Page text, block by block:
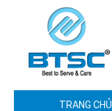
TRANG CHỦ